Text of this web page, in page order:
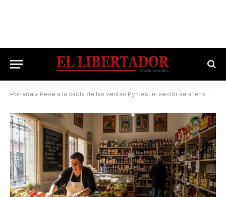
Portada » Pese a la caída de las ventas Pymes, el sector se aferra a la esperanza